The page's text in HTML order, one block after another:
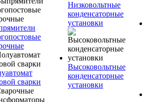
сварки
Низковольтные
конденсаторные
установки
Высоковольтные
конденсаторные
установки